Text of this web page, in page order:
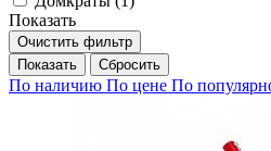
Показать
Очистить фильтр
Сбросить
По наличию По цене По